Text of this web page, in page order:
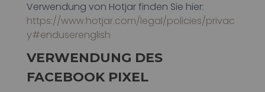
Verwendung von Hotjar finden Sie hier:
https://www.hotjar.com/legal/policies/privac
y#enduserenglish
VERWENDUNG DES
FACEBOOK PIXEL